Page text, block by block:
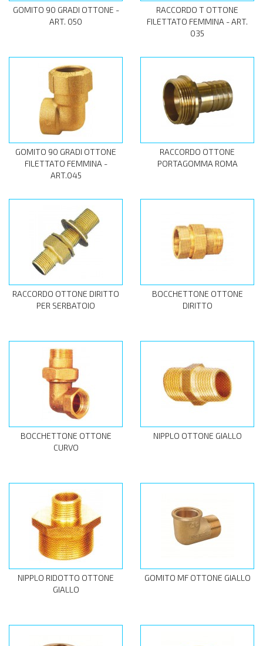
GOMITO 90 GRADI OTTONE -
ART. 050
RACCORDO T OTTONE
FILETTATO FEMMINA - ART.
035
GOMITO 90 GRADI OTTONE
FILETTATO FEMMINA -
ART.045
RACCORDO OTTONE
PORTAGOMMA ROMA
RACCORDO OTTONE DIRITTO
PER SERBATOIO
BOCCHETTONE OTTONE
DIRITTO
BOCCHETTONE OTTONE
CURVO
NIPPLO OTTONE GIALLO
NIPPLO RIDOTTO OTTONE
GIALLO
GOMITO MF OTTONE GIALLO